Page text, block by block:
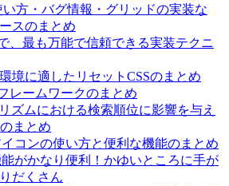
い方・バグ情報・グリッドの実装な
スのまとめ
、最も万能で信頼できる実装テクニ
境に適したリセットCSSのまとめ
レームワークのまとめ
ズムにおける検索順位に影響を与え
まとめ
イコンの使い方と便利な機能のまとめ
能がかなり便利！かゆいところに手が
だくさん